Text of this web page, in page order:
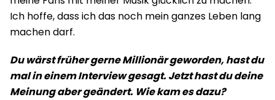
Ich hoffe, dass ich das noch mein ganzes Leben lang
machen darf.
Du wärst früher gerne Millionär geworden, hast du
mal in einem Interview gesagt. Jetzt hast du deine
Meinung aber geändert. Wie kam es dazu?